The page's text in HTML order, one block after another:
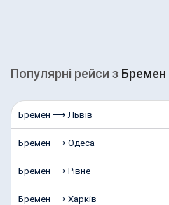
Популярні рейcи з Бремен
Бремен ⟶ Львів
Бремен ⟶ Одеса
Бремен ⟶ Рівне
Бремен ⟶ Харків